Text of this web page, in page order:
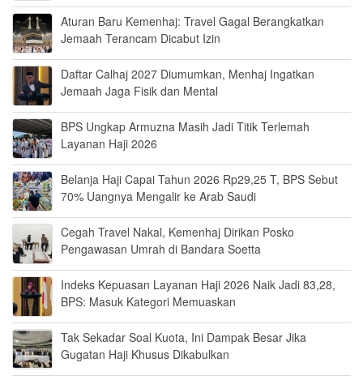
Aturan Baru Kemenhaj: Travel Gagal Berangkatkan
Jemaah Terancam Dicabut Izin
Daftar Calhaj 2027 Diumumkan, Menhaj Ingatkan
Jemaah Jaga Fisik dan Mental
BPS Ungkap Armuzna Masih Jadi Titik Terlemah
Layanan Haji 2026
Belanja Haji Capai Tahun 2026 Rp29,25 T, BPS Sebut
70% Uangnya Mengalir ke Arab Saudi
Cegah Travel Nakal, Kemenhaj Dirikan Posko
Pengawasan Umrah di Bandara Soetta
Indeks Kepuasan Layanan Haji 2026 Naik Jadi 83,28,
BPS: Masuk Kategori Memuaskan
Tak Sekadar Soal Kuota, Ini Dampak Besar Jika
Gugatan Haji Khusus Dikabulkan